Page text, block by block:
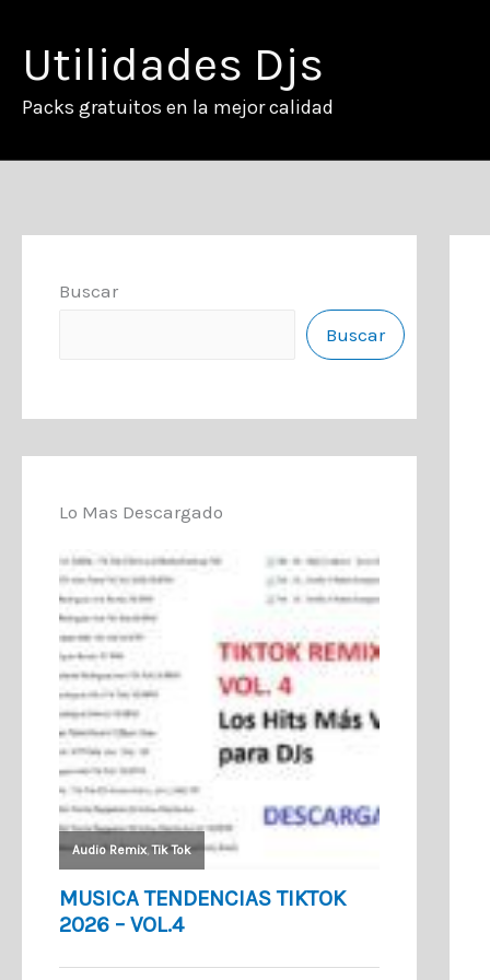
contenido
Utilidades Djs
Packs gratuitos en la mejor calidad
Buscar
Buscar
Lo Mas Descargado